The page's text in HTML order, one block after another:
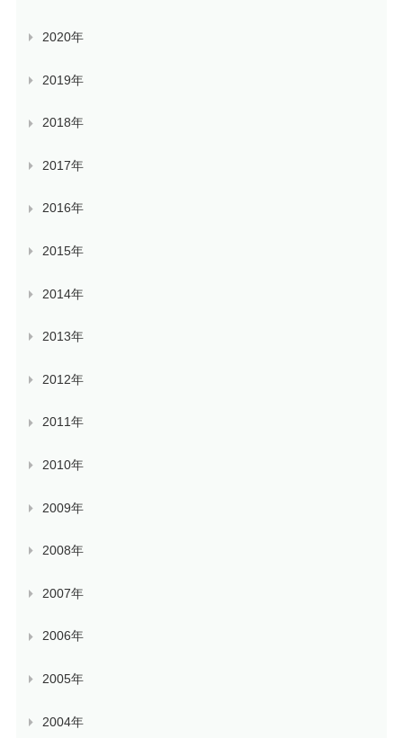
2020年
2019年
2018年
2017年
2016年
2015年
2014年
2013年
2012年
2011年
2010年
2009年
2008年
2007年
2006年
2005年
2004年